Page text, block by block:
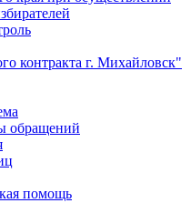
контракта г. Михайловск"
обращений
помощь